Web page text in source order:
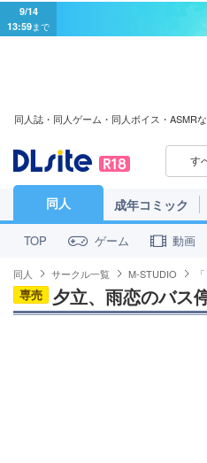
9/14
13:59まで
同人誌・同人ゲーム・同人ボイス・ASMR
す
同人 成年コミック
TOP ゲーム 動画
同人 サークル一覧 M-STUDIO
専売 夕立、雨恋のバス